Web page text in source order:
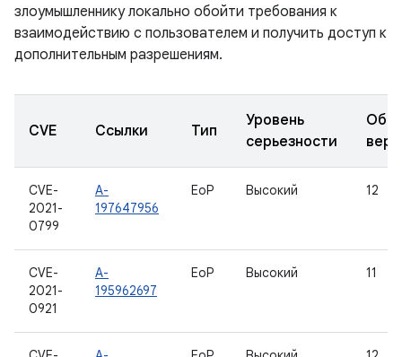
злоумышленнику локально обойти требования к
взаимодействию с пользователем и получить доступ к
дополнительным разрешениям.
CVE Ссылки Тип
Уровень
серьезности
CVE-
2021-
0799
A-
197647956
EoP Высокий 12
CVE-
2021-
0921
A-
195962697
EoP Высокий 11